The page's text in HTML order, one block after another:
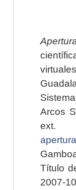
Arcos
Título
2007-